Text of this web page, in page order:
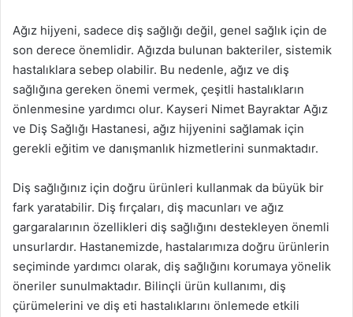
Ağız hijyeni, sadece diş sağlığı değil, genel sağlık için de
son derece önemlidir. Ağızda bulunan bakteriler, sistemik
hastalıklara sebep olabilir. Bu nedenle, ağız ve diş
sağlığına gereken önemi vermek, çeşitli hastalıkların
önlenmesine yardımcı olur. Kayseri Nimet Bayraktar Ağız
ve Diş Sağlığı Hastanesi, ağız hijyenini sağlamak için
gerekli eğitim ve danışmanlık hizmetlerini sunmaktadır.
Diş sağlığınız için doğru ürünleri kullanmak da büyük bir
fark yaratabilir. Diş fırçaları, diş macunları ve ağız
gargaralarının özellikleri diş sağlığını destekleyen önemli
unsurlardır. Hastanemizde, hastalarımıza doğru ürünlerin
seçiminde yardımcı olarak, diş sağlığını korumaya yönelik
öneriler sunulmaktadır. Bilinçli ürün kullanımı, diş
çürümelerini ve diş eti hastalıklarını önlemede etkili